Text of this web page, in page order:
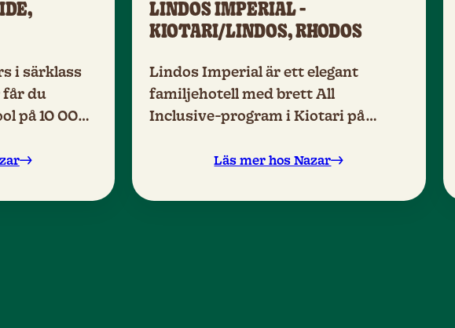
i särklass
får du
på 10 000
All
LINDOS IMPERIAL -
KIOTARI/LINDOS, RHODOS
Lindos Imperial är ett elegant
familjehotell med brett All
Inclusive-program i Kiotari på
fantastisk strand och vacker utsikt
pooler och ligger inte långt från
Läs mer hos Nazar